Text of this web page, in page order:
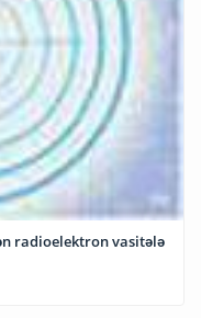
radioelektron vasitələ